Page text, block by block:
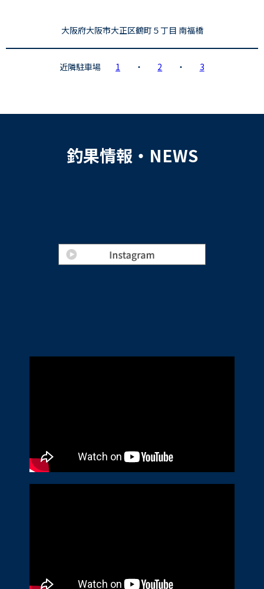
大阪府大阪市大正区鶴町５丁目 南福橋
近隣駐車場 1 ・ 2 ・ 3
釣果情報・NEWS